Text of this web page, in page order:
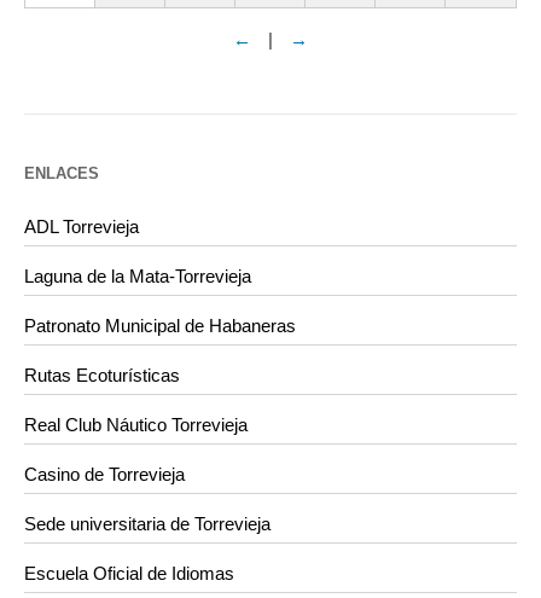
← | →
ENLACES
ADL Torrevieja
Laguna de la Mata-Torrevieja
Patronato Municipal de Habaneras
Rutas Ecoturísticas
Real Club Náutico Torrevieja
Casino de Torrevieja
Sede universitaria de Torrevieja
Escuela Oficial de Idiomas